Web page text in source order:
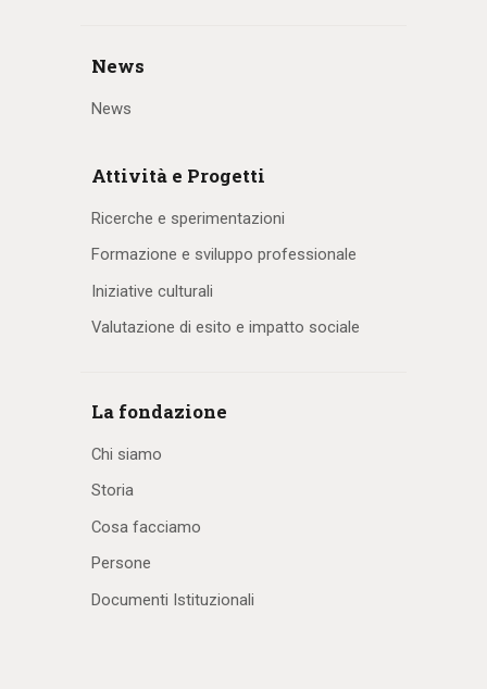
News
News
Attività e Progetti
Ricerche e sperimentazioni
Formazione e sviluppo professionale
Iniziative culturali
Valutazione di esito e impatto sociale
La fondazione
Chi siamo
Storia
Cosa facciamo
Persone
Documenti Istituzionali